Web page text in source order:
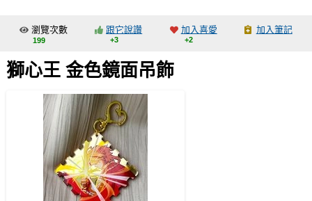
交流中心
攤位轉讓區
會員中心
註冊會員
登入
瀏覽次數
199
跟它說讚
+3
加入喜愛
+2
加入筆記
獅心王 金色鏡面吊飾